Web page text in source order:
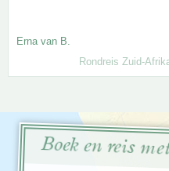
Erna van B.
Rondreis Zuid-
Boek en reis